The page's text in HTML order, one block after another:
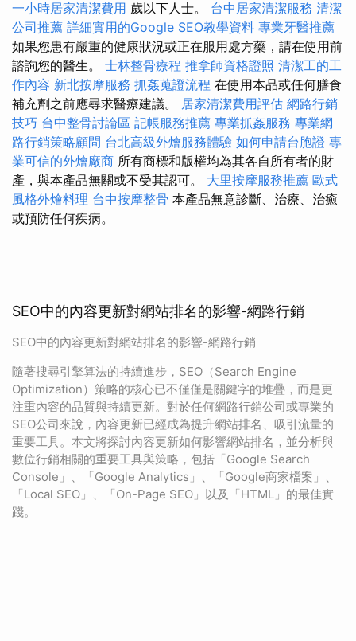
一小時居家清潔費用 歲以下人士。 台中居家清潔服務 清潔
公司推薦 詳細實用的Google SEO教學資料 專業牙醫推薦
如果您患有嚴重的健康狀況或正在服用處方藥，請在使用前
諮詢您的醫生。 士林整骨療程 推拿師資格證照 清潔工的工
作內容 新北按摩服務 抓姦蒐證流程 在使用本品或任何膳食
補充劑之前應尋求醫療建議。 居家清潔費用評估 網路行銷
技巧 台中整骨討論區 記帳服務推薦 專業抓姦服務 專業網
路行銷策略顧問 台北高級外燴服務體驗 如何申請台胞證 專
業可信的外燴廠商 所有商標和版權均為其各自所有者的財
產，與本產品無關或不受其認可。 大里按摩服務推薦 歐式
風格外燴料理 台中按摩整骨 本產品無意診斷、治療、治癒
或預防任何疾病。
SEO中的內容更新對網站排名的影響-網路行銷
SEO中的內容更新對網站排名的影響-網路行銷
隨著搜尋引擎算法的持續進步，SEO（Search Engine
Optimization）策略的核心已不僅僅是關鍵字的堆疊，而是更
注重內容的品質與持續更新。對於任何網路行銷公司或專業的
SEO公司來說，內容更新已經成為提升網站排名、吸引流量的
重要工具。本文將探討內容更新如何影響網站排名，並分析與
數位行銷相關的重要工具與策略，包括「Google Search
Console」、「Google Analytics」、「Google商家檔案」、
「Local SEO」、「On-Page SEO」以及「HTML」的最佳實
踐。